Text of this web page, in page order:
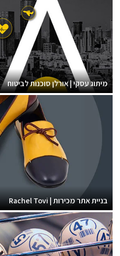
מיתוג עסקי | אורלן סוכנות לביטוח
בניית אתר מכירות | Rachel Tovi